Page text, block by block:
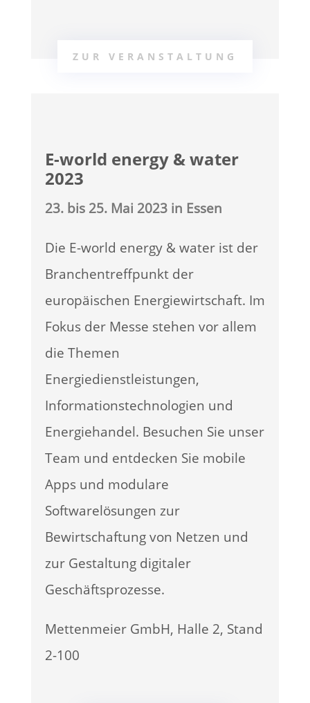
ZUR VERANSTALTUNG
E-world energy & water
2023
23. bis 25. Mai 2023 in Essen
Die E-world energy & water ist der
Branchentreffpunkt der
europäischen Energiewirtschaft. Im
Fokus der Messe stehen vor allem
die Themen
Energiedienstleistungen,
Informationstechnologien und
Energiehandel. Besuchen Sie unser
Team und entdecken Sie mobile
Apps und modulare
Softwarelösungen zur
Bewirtschaftung von Netzen und
zur Gestaltung digitaler
Geschäftsprozesse.
Mettenmeier GmbH, Halle 2, Stand
2-100